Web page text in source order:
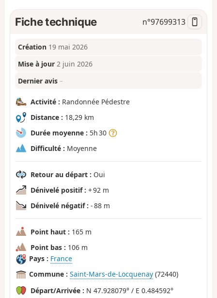
Fiche technique n°97699313
Création 19 mai 2026
Mise à jour 2 juin 2026
Dernier avis –
Activité : Randonnée Pédestre
Distance : 18,29 km
Durée moyenne : 5h 30
Difficulté : Moyenne
Retour au départ : Oui
Dénivelé positif : + 92 m
Dénivelé négatif : - 88 m
Point haut : 165 m
Point bas : 106 m
Pays : France
Commune : Saint-Mars-de-Locquenay (72440)
Départ/Arrivée : N 47.928079° / E 0.484592°